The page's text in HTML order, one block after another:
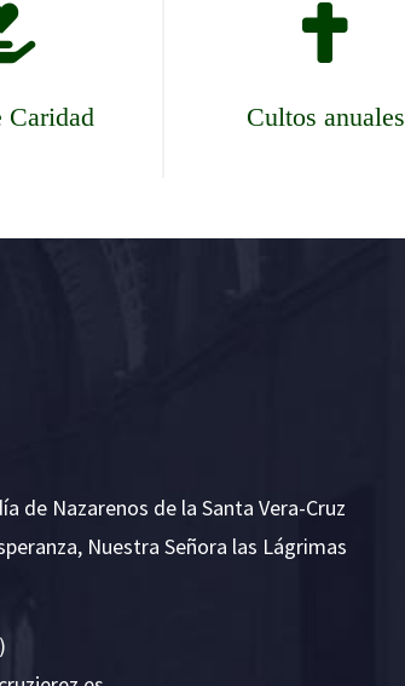
Caridad

Cultos anuales
de Nazarenos de la Santa Vera-Cruz
Nuestra Señora las Lágrimas